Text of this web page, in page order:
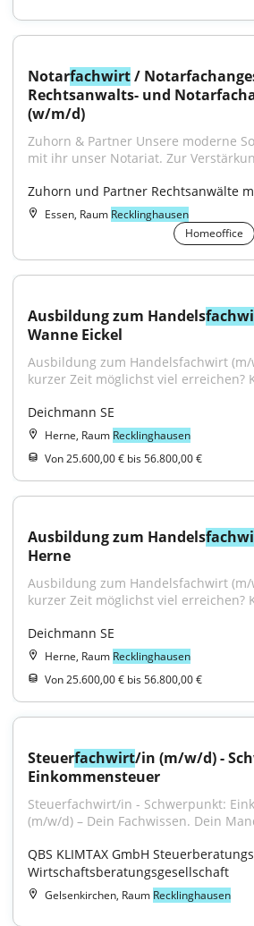
Notarfachwirt /
Rechtsanwalts- und
(w/m/d)
Zuhorn & Partner Unsere moderne
mit ihr unser Notariat. Zur
Zuhorn und Partner Rechtsanwälte
Essen, Raum Recklinghausen
Homeoffice
Ausbildung zum Handels
Wanne Eickel
Ausbildung zum Handelsfachwirt
kurzer Zeit möglichst viel erreichen?
Deichmann SE
Herne, Raum Recklinghausen
Von 25.600,00 € bis 56.800,00 €
Ausbildung zum Handels
Herne
Ausbildung zum Handelsfachwirt
kurzer Zeit möglichst viel erreichen?
Deichmann SE
Herne, Raum Recklinghausen
Von 25.600,00 € bis 56.800,00 €
Steuerfachwirt/in (m/w/d) -
Einkommensteuer
Steuerfachwirt/in - Schwerpunkt:
(m/w/d) – Dein Fachwissen. Dein
QBS KLIMTAX GmbH
Wirtschaftsberatungsgesellschaft
Gelsenkirchen, Raum Recklinghausen